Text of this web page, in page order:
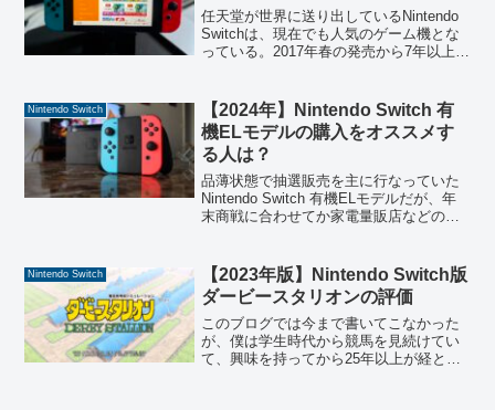
任天堂が世界に送り出しているNintendo
Switchは、現在でも人気のゲーム機とな
っている。2017年春の発売から7年以上が
う。Nintendo Switchは通...
Nintendo Switch
【2024年】Nintendo Switch 有
機ELモデルの購入をオススメす
る人は？
品薄状態で抽選販売を主に行なっていた
Nintendo Switch 有機ELモデルだが、年
末商戦に合わせてか家電量販店などの実
において家庭用ゲーム機の需要は増え
た。この...
Nintendo Switch
【2023年版】Nintendo Switch版
ダービースタリオンの評価
このブログでは今まで書いてこなかった
が、僕は学生時代から競馬を見続けてい
て、興味を持ってから25年以上が経とう